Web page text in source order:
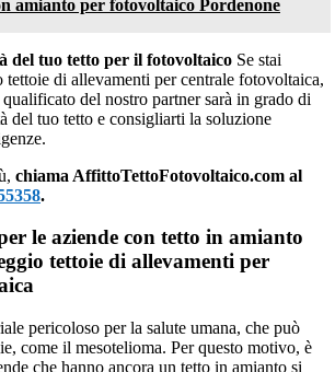
amianto per fotovoltaico Pordenone
del tuo tetto per il fotovoltaico Se stai
di allevamenti per centrale fotovoltaica,
del nostro partner sarà in grado di
del tuo tetto e consigliarti la soluzione
chiama AffittoTettoFotovoltaico.com al
.
le aziende con tetto in amianto
tettoie di allevamenti per
pericoloso per la salute umana, che può
come il mesotelioma. Per questo motivo, è
che hanno ancora un tetto in amianto si